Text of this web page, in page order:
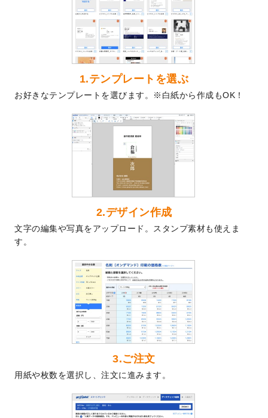
を公開いたしました。
喪中はがきのデザインテンプレート
いたしました。
2025年版1月始まりのカレンダーデザイン
テンプレート
を公開いたしました。
なりました！
プラスチックカードのデザインテンプレー
トを追加しました。
回数券のデザインテンプレート
した。
暑中見舞いのデザインテンプレート
しました。
メッセージカードのデザインテンプレート
を追加しました。
2024/6/14
エコノミータイプののぼりが作成できるよ
うになりました！
【新商品】のぼり
が作成できるようになり
ました！
DMのデザインテンプレートを追加しまし
た。
【新商品】ステッカー
なりました！
2024年版4月始まりのカレンダーデザイン
テンプレートを公開いたしました。
1.テンプレートを選ぶ
お好きなテンプレートを選びます。※白紙から作成もOK！
2.デザイン作成
文字の編集や写真をアップロード。スタンプ素材も使えま
す。
3.ご注文
用紙や枚数を選択し、注文に進みます。